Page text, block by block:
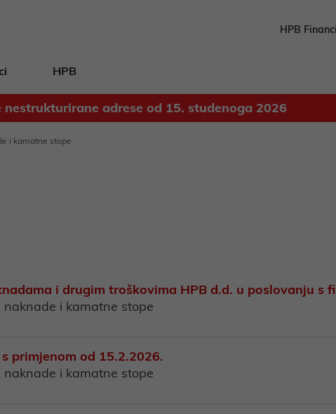
HPB
HPB
adrese od 15. studenoga 2026
- Odluka o upotrebi dobiti ostvarene u 2025. godini
i kamatne stope
i drugim troškovima HPB d.d. u poslovanju s
i kamatne stope
primjenom od 15.2.2026.
i kamatne stope